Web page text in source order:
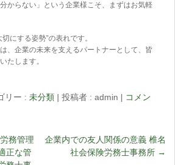
からない」という企業様こそ、まずはお気軽
にする姿勢”の表れです。
、企業の未来を支えるパートナーとして、皆
たします。
リー :未分類 |投稿者 : admin | コメン
務管理
正な管
企業内での友人関係の意義 椎名
社会保険労務士事務所 →